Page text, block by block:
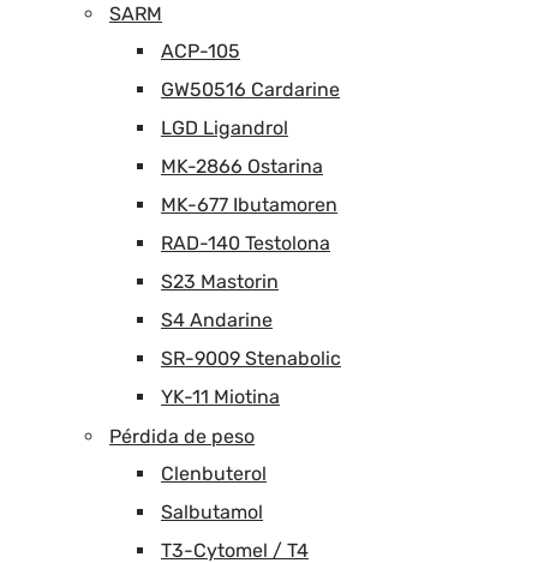
SARM
ACP-105
GW50516 Cardarine
LGD Ligandrol
MK-2866 Ostarina
MK-677 Ibutamoren
RAD-140 Testolona
S23 Mastorin
S4 Andarine
SR-9009 Stenabolic
YK-11 Miotina
Pérdida de peso
Clenbuterol
Salbutamol
T3-Cytomel / T4